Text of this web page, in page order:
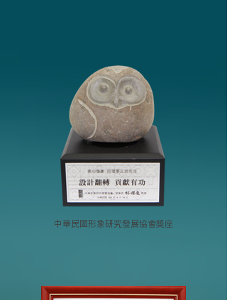
中華民國形象研究發展協會獎座